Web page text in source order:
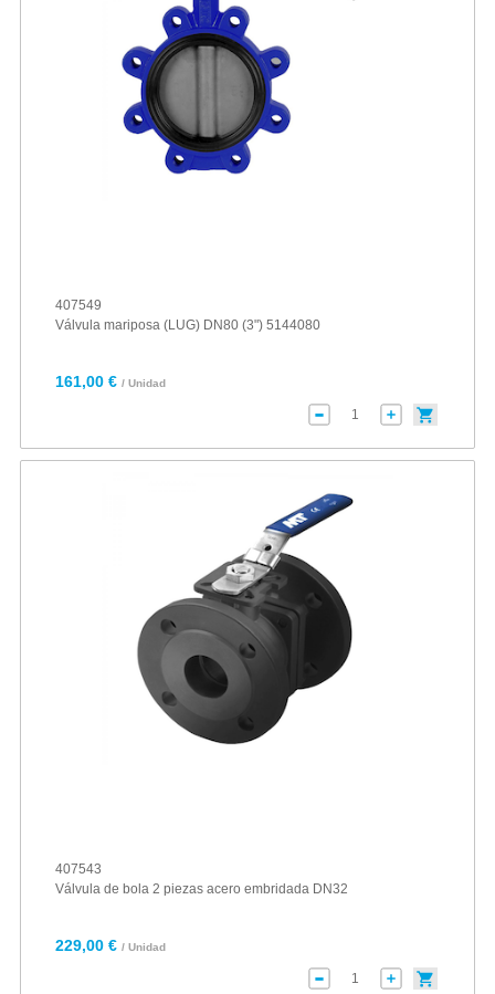
407549
Válvula mariposa (LUG) DN80 (3") 5144080
161,00 € / Unidad
407543
Válvula de bola 2 piezas acero embridada DN32
229,00 € / Unidad